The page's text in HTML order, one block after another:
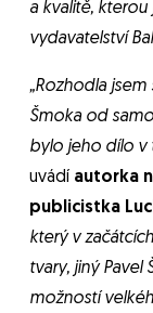
a kvalitě,
vydavatelství
„Rozhodla jsem
Šmoka od
bylo jeho dílo v
uvádí autorka
publicistka
který v
tvary, jiný Pavel
možností